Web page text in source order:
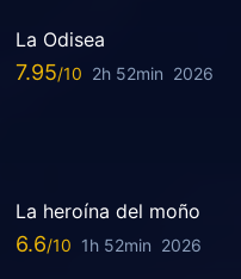
La Odisea
7.95 2h 52min 2026
La heroína del moño
6.6 1h 52min 2026